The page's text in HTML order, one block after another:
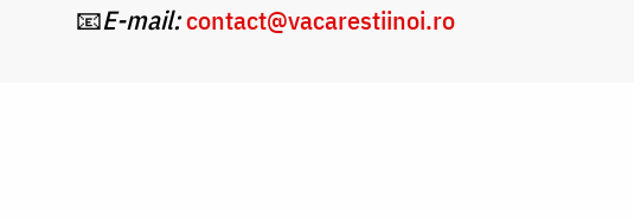
📧E-mail:contact@vacarestiinoi.ro